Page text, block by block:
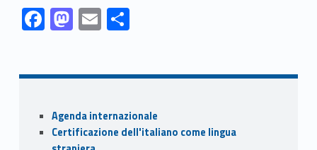
Link identifier #identifier__57321-1
F
ac
b
o
o
Link identifier #identifier__88124-2 M
as
d
o
n
Link identifier #identifier__12098-3 E
m
l
Link identifier #identifier__149666-4 S
e
Sidebar
Agenda internazionale
Certificazione dell'italiano come lingua